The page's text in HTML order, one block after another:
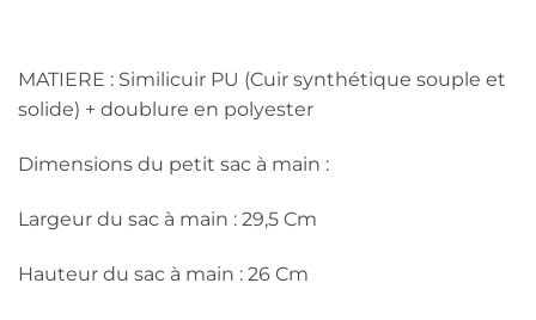
MATIERE : Similicuir PU (Cuir synthétique souple et
solide) + doublure en polyester
Dimensions du petit sac à main :
Largeur du sac à main : 29,5 Cm
Hauteur du sac à main : 26 Cm